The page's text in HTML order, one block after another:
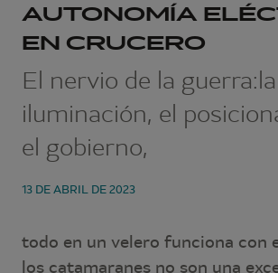
AUTONOMÍA
EN CRUCERO
El nervio de la guerra:la
iluminación, el
el gobierno,
13 DE ABRIL DE 2023
todo en un velero funciona con
los catamaranes no son una